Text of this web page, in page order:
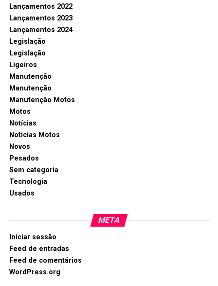
Lançamentos 2022
Lançamentos 2023
Lançamentos 2024
Legislação
Legislação
Ligeiros
Manutenção
Manutenção
Manutenção Motos
Motos
Notícias
Notícias Motos
Novos
Pesados
Sem categoria
Tecnologia
Usados
META
Iniciar sessão
Feed de entradas
Feed de comentários
WordPress.org